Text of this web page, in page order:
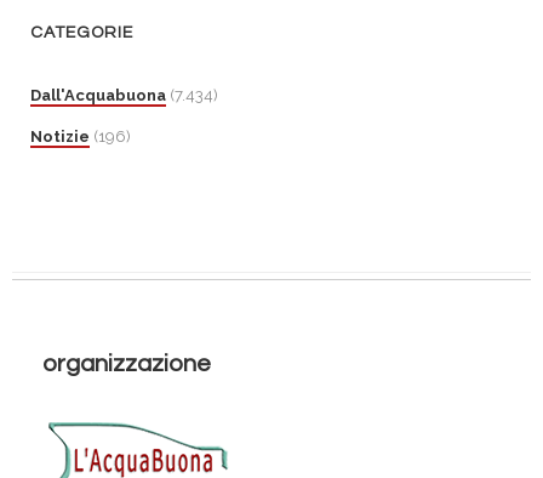
CATEGORIE
Dall'Acquabuona (7.434)
Notizie (196)
organizzazione